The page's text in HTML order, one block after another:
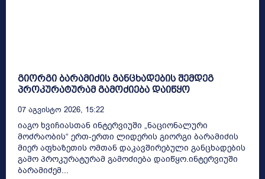
გიორგი ბარამიძის განცხადების შემდეგ
პროკურატურამ გამოძიება დაიწყო
07 Აგვისტო 2026, 15:22
იაგო ხვიჩიასთან ინტერვიუში „ნაციონალური
მოძრაობის“ ერთ-ერთი ლიდერის გიორგი ბარამიძის
მიერ აფხაზეთის ომთან დაკავშირებული განცხადების
გამო პროკურატურამ გამოძიება დაიწყო.ინტერვიუში
ბარამიძემ...